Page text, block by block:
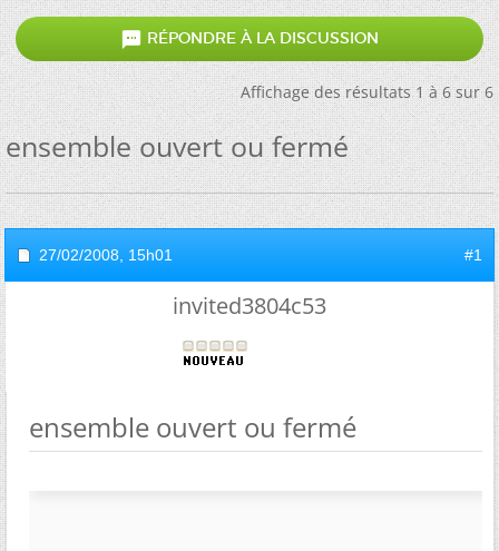
 RÉPONDRE À LA DISCUSSION
Affichage des résultats 1 à 6 sur 6
ensemble ouvert ou fermé
27/02/2008, 15h01 #1
invited3804c53
ensemble ouvert ou fermé